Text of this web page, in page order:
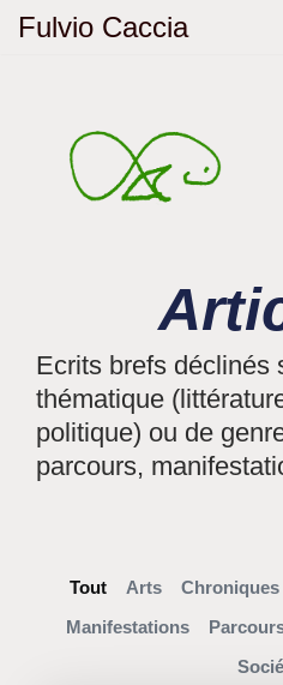
Fulvio Caccia
Ecrits brefs déclinés
thématique
politique) ou de
parcours,
Arts Chroniques
Manifestations
Tout